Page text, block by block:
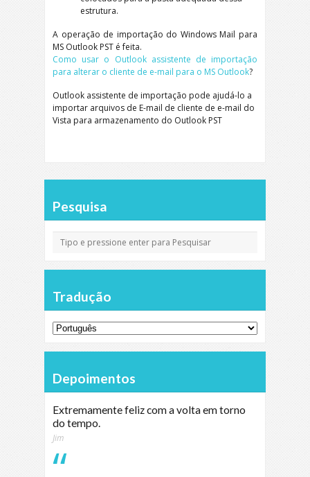
estrutura.
A operação de importação do Windows Mail para
MS Outlook PST é feita.
Como usar o Outlook assistente de importação
para alterar o cliente de e-mail para o MS Outlook?
Outlook assistente de importação pode ajudá-lo a
importar arquivos de E-mail de cliente de e-mail do
Vista para armazenamento do Outlook PST
Pesquisa
Tradução
Depoimentos
Extremamente feliz com a volta em torno
do tempo.
Jim